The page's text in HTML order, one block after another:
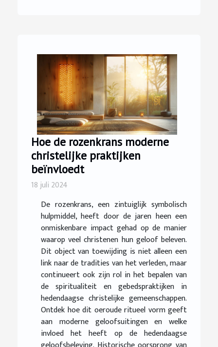
Hoe de rozenkrans moderne
christelijke praktijken
beïnvloedt
18 juli 2024
De rozenkrans, een zintuiglijk symbolisch
hulpmiddel, heeft door de jaren heen een
onmiskenbare impact gehad op de manier
waarop veel christenen hun geloof beleven.
Dit object van toewijding is niet alleen een
link naar de tradities van het verleden, maar
continueert ook zijn rol in het bepalen van
de spiritualiteit en gebedspraktijken in
hedendaagse christelijke gemeenschappen.
Ontdek hoe dit oeroude ritueel vorm geeft
aan moderne geloofsuitingen en welke
invloed het heeft op de hedendaagse